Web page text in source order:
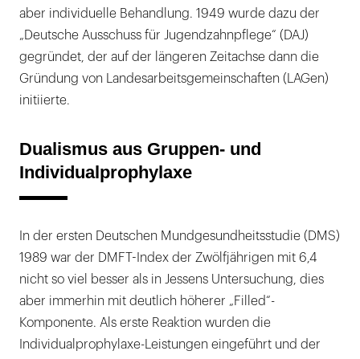
aber individuelle Behandlung. 1949 wurde dazu der
„Deutsche Ausschuss für Jugendzahnpflege“ (DAJ)
gegründet, der auf der längeren Zeitachse dann die
Gründung von Landesarbeitsgemeinschaften (LAGen)
initiierte.
Dualismus aus Gruppen- und
Individualprophylaxe
In der ersten Deutschen Mundgesundheitsstudie (DMS)
1989 war der DMFT-Index der Zwölfjährigen mit 6,4
nicht so viel besser als in Jessens Untersuchung, dies
aber immerhin mit deutlich höherer „Filled“-
Komponente. Als erste Reaktion wurden die
Individualprophylaxe-Leistungen eingeführt und der